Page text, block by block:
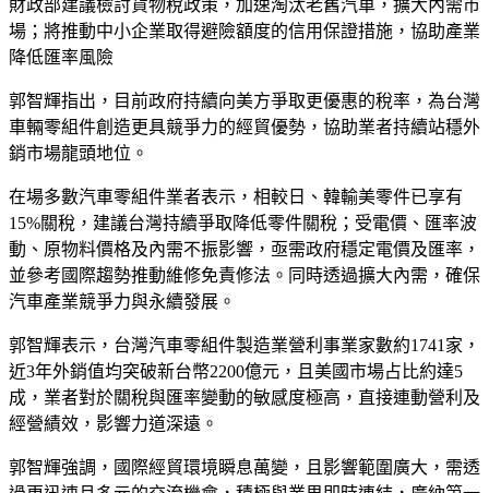
淘汰老舊汽車，擴大內需市場；並集中採購原物料，由經濟部
出面協助中鋼降低生產成本，進而讓利給中下游業者。
配件產業，大部分汽車零配件出口至美國關稅屬於232條款範
圍，5月初起即課徵25%關稅。
「美國加徵關稅對車輛零組件產業影響座談會」，邀請台灣外
銷售後市場維修件（AM）及國內原廠製造商（OE）供應鏈大
廠，針對台美關稅與新台幣匯率等議題深入交流，以廣納業者
意見。
產業提出6項因應對策，包括導入智慧製造與人工智慧技術服
務，協助零組件業者提升產線生產效率以及降低不良率；透過
汰舊換新政策引導業者添購高效能新設備，達到節能減碳及降
低長期營運成本，促使企業朝向永續發展；集中採購原物料，
提升企業議價能力，並由經濟部出面協助中鋼降低生產成本，
進而讓利給中下游業者。